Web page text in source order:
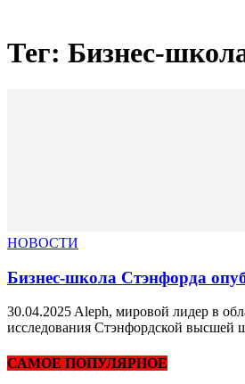
Тег: Бизнес-
НОВОСТИ
Бизнес-школа Стэнфорда
30.04.2025 Aleph, мировой лидер в
исследования Стэнфордской высшей
САМОЕ ПОПУЛЯРНОЕ